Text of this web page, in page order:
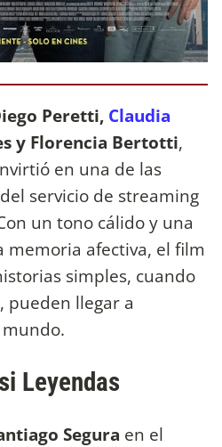
Peretti, Claudia
y Florencia Bertotti,
en una de las
servicio de streaming
un tono cálido y una
memoria afectiva, el film
simples, cuando
pueden llegar a
Leyendas
Segura en el